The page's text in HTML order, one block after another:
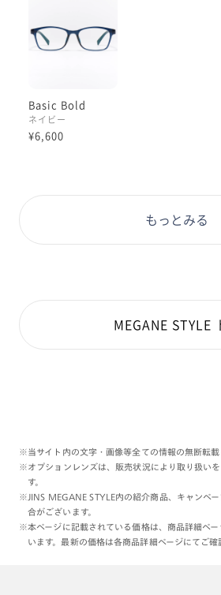
Basic Bold
ネイビー
¥6,600
もっとみる
MEGANE STYLE
※当サイト内の文字・画像等全ての情報の無断転載
※オプションレンズは、販売状況により取り扱い
す。
※JINS MEGANE STYLE内の紹介商品、キャンペ
合がございます。
※本ページに記載されている価格は、商品詳細ペ
います。最新の価格は各商品詳細ページにてご確